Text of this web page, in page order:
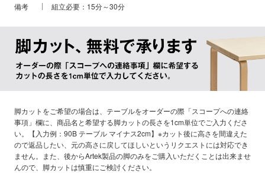
備考
組立必要：15分～30分
脚カットをご希望の場合は、テーブルをオーダーの際「スコープへの連絡
事項」欄に、商品名と希望する脚カットの長さを1cm単位でご入力くださ
い。【入力例：90B テーブル マイナス2cm】※カット後に高さを間違えた
ので返品したい、元の高さに戻してほしいというリクエストには対応でき
ません。また、後からArtek製品の脚のみをご購入いただくことは出来ませ
んので、脚カットは慎重にご検討ください。